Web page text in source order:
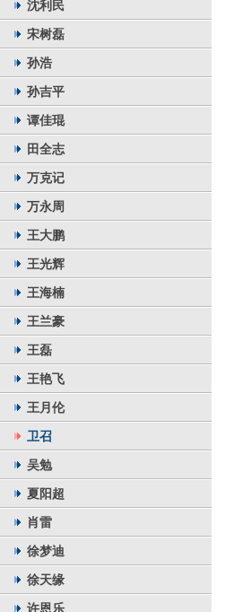
沈利民
宋树磊
孙浩
孙吉平
谭佳琨
田全志
万克记
万永周
王大鹏
王光辉
王海楠
王兰豪
王磊
王艳飞
王月伦
卫召
吴勉
夏阳超
肖雷
徐梦迪
徐天缘
许恩乐